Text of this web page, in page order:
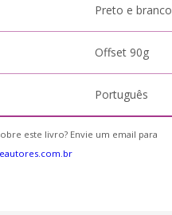
Preto e branco
Offset 90g
Português
este livro? Envie um email para